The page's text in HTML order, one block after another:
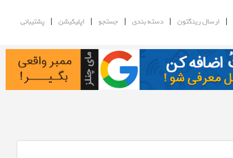
| ارسال رینگتون |دسته بندی | جستجو | اپلیکیشن |پشتیبانی